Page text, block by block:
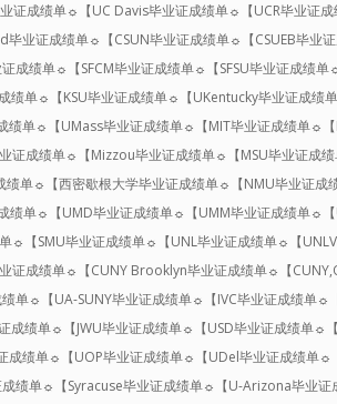
证成绩单☼【UC Davis毕业证成绩单☼【UCR毕业证
业证成绩单☼【CSUN毕业证成绩单☼【CSUEB毕业
成绩单☼【SFCM毕业证成绩单☼【SFSU毕业证成
绩单☼【KSU毕业证成绩单☼【UKentucky毕业证成
绩单☼【UMass毕业证成绩单☼【MIT毕业证成绩单☼
证成绩单☼【Mizzou毕业证成绩单☼【MSU毕业证成
绩单☼【西密歇根大学毕业证成绩单☼【NMU毕业证
绩单☼【UMD毕业证成绩单☼【UMM毕业证成绩单☼
☼【SMU毕业证成绩单☼【UNL毕业证成绩单☼【
证成绩单☼【CUNY Brooklyn毕业证成绩单☼【
绩单☼【UA-SUNY毕业证成绩单☼【IVC毕业证成绩单
成绩单☼【JWU毕业证成绩单☼【USD毕业证成绩单☼
成绩单☼【UOP毕业证成绩单☼【UDel毕业证成绩单
绩单☼【Syracuse毕业证成绩单☼【U-Arizona毕业